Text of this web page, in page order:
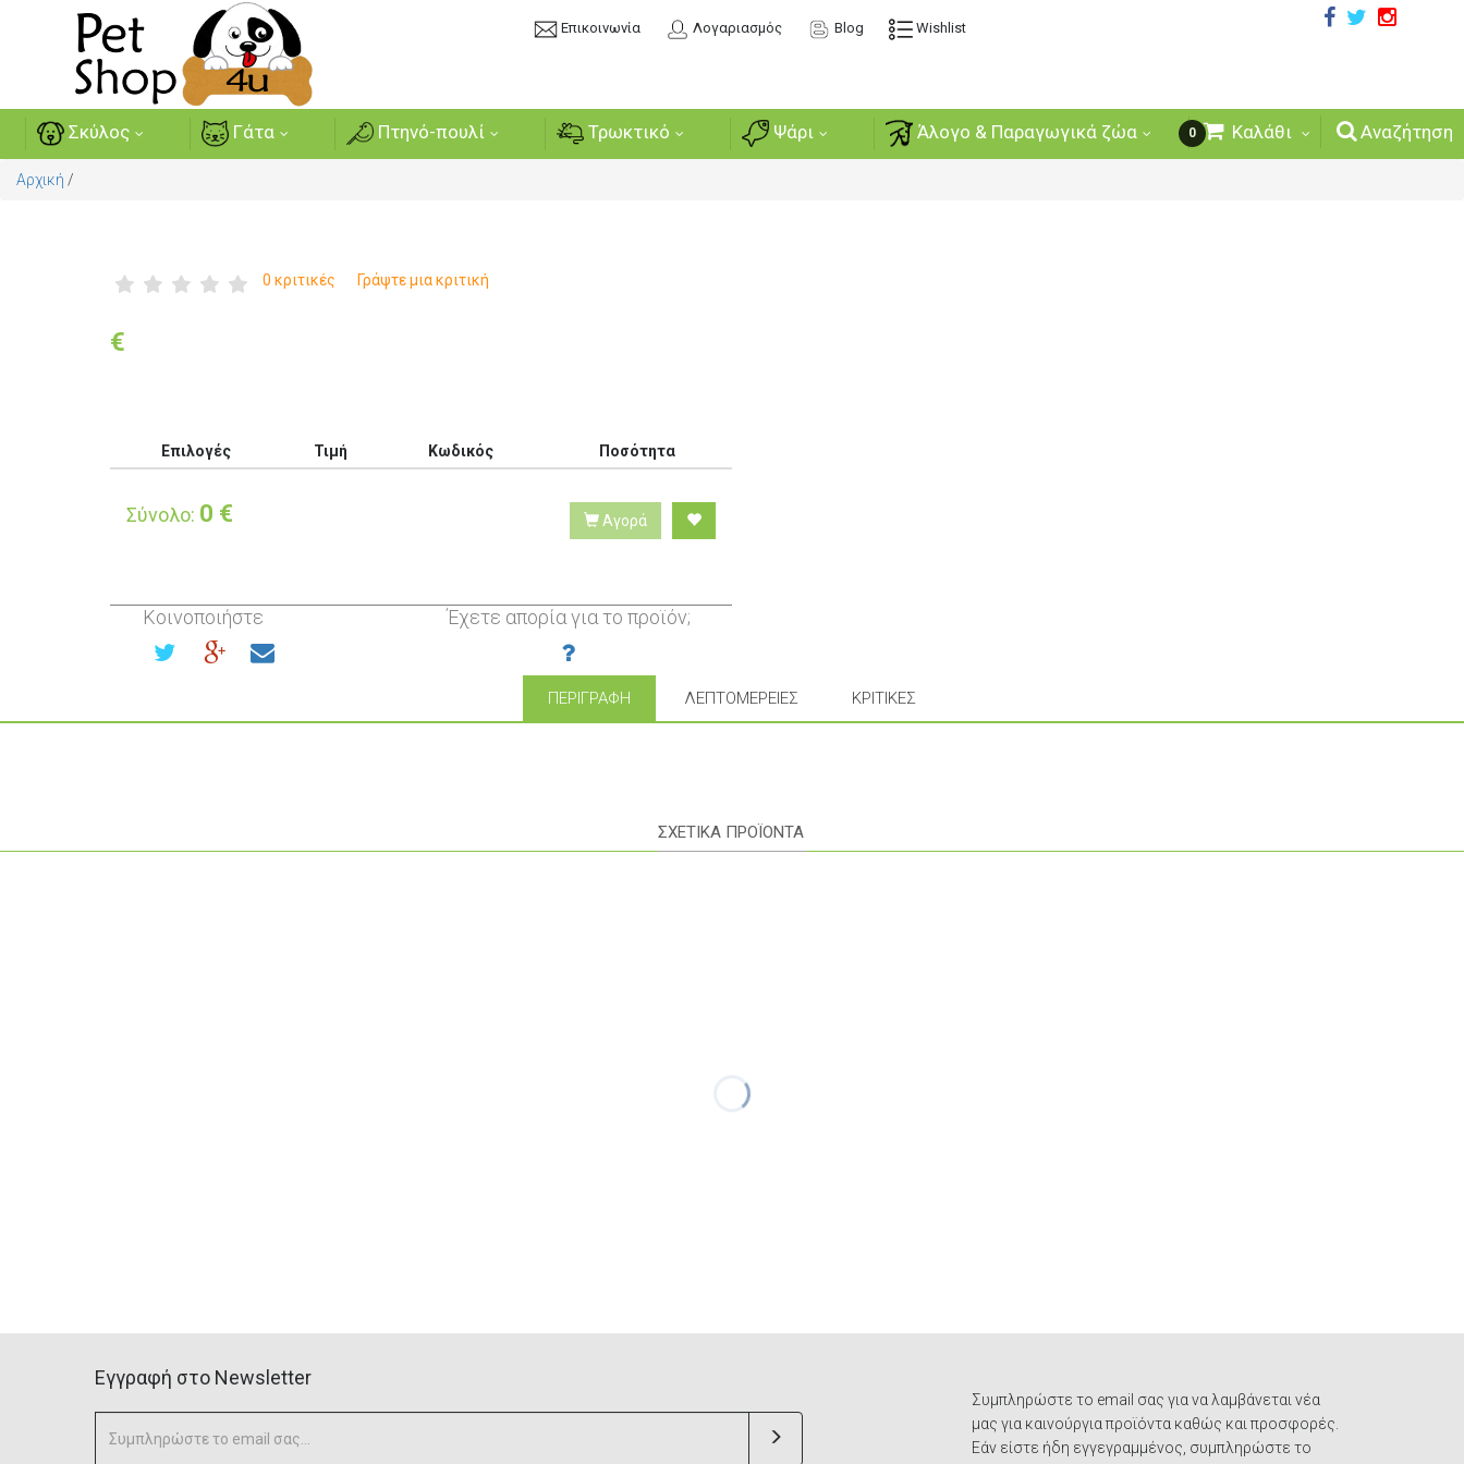
Επικοινωνία Λογαριασμός Blog Wishlist
Σκύλος Γάτα Πτηνό-πουλί Τρωκτικό Ψάρι Άλογο & Παραγωγικά ζώα Αναζήτηση
0 Καλάθι
Αρχική /
0 κριτικές Γράψτε μια κριτική
€
Επιλογές Τιμή Κωδικός Ποσότητα
Σύνολο: 0 € Αγορά
Κοινοποιήστε Έχετε απορία για το προϊόν;
ΠΕΡΙΓΡΑΦΉ ΛΕΠΤΟΜΈΡΕΙΕΣ ΚΡΙΤΙΚΈΣ
ΣΧΕΤΙΚΑ ΠΡΟΪΟΝΤΑ
Eγγραφή στο Newsletter
Συμπληρώστε το email σας για να λαμβάνεται νέα
μας για καινούργια προϊόντα καθώς και προσφορές.
Εάν είστε ήδη εγγεγραμμένος, συμπληρώστε το